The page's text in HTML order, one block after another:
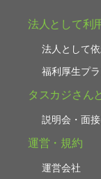
法人として利
法人として
福利厚生プ
タスカジさん
説明会・面
運営・規約
運営会社